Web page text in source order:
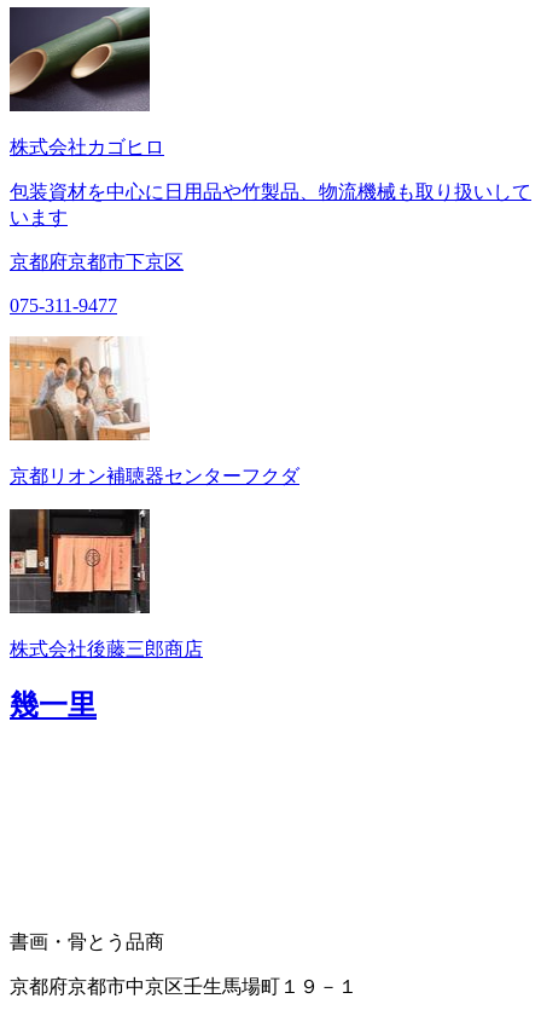
株式会社カゴヒロ
包装資材を中心に日用品や竹製品、物流機械も取り扱いして
います
京都府京都市下京区
075-311-9477
京都リオン補聴器センターフクダ
株式会社後藤三郎商店
幾一里
書画・骨とう品商
京都府京都市中京区壬生馬場町１９－１